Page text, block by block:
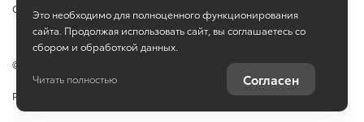
Сбросить cookie
©
Работает на технологиях
Это необходимо для полноценного функционирования
сайта. Продолжая использовать сайт, вы соглашаетесь со
сбором и обработкой данных.
Читать полностью Согласен